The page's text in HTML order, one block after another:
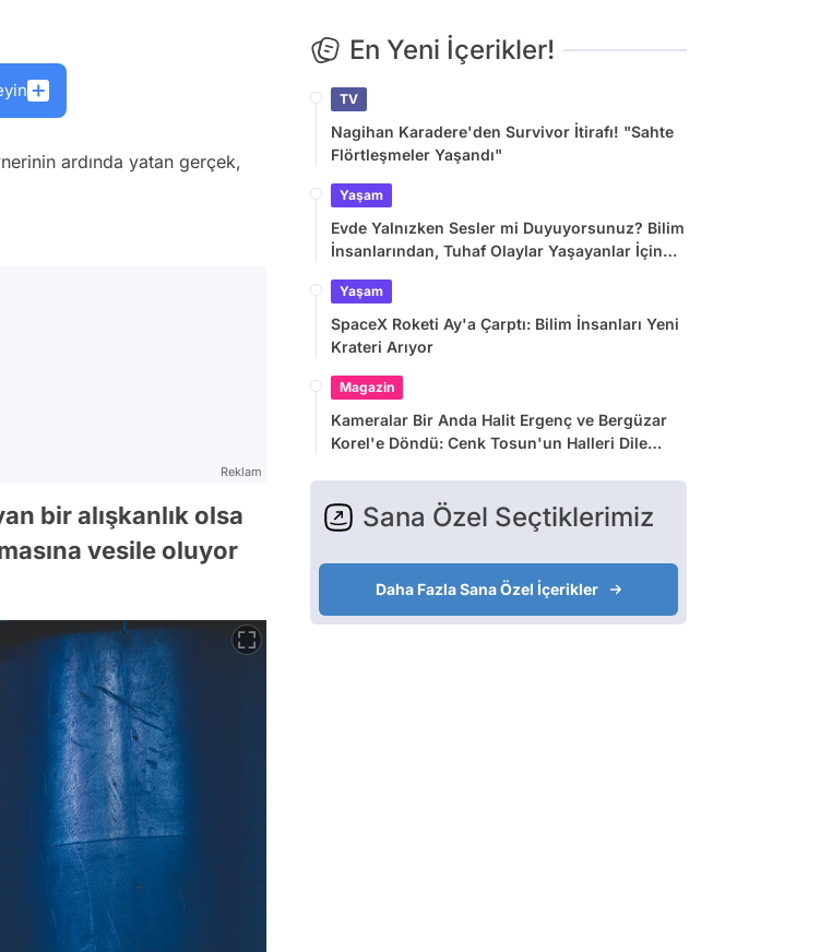
ardında yatan gerçek,
Reklam
bir alışkanlık olsa
vesile oluyor
En Yeni İçerikler!
TV
Nagihan Karadere'den Survivor İtirafı! "Sahte
Flörtleşmeler Yaşandı"
Yaşam
Evde Yalnızken Sesler mi Duyuyorsunuz? Bilim
İnsanlarından, Tuhaf Olaylar Yaşayanlar İçin
Yaşam
SpaceX Roketi Ay'a Çarptı: Bilim İnsanları Yeni
Krateri Arıyor
Magazin
Kameralar Bir Anda Halit Ergenç ve Bergüzar
Korel'e Döndü: Cenk Tosun'un Halleri Dile
Sana Özel Seçtiklerimiz
Daha Fazla Sana Özel İçerikler